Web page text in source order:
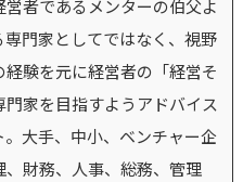
者であるメンターの伯父よ
門家としてではなく、視野
験を元に経営者の「経営そ
家を目指すようアドバイス
大手、中小、ベンチャー企
財務、人事、総務、管理